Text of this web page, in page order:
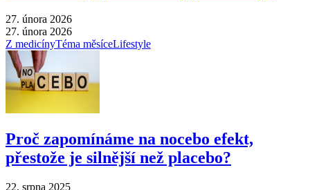
27. února 2026
27. února 2026
Z medicínyTéma měsíceLifestyle
Proč zapomínáme na nocebo efekt,
přestože je silnější než placebo?
22. srpna 2025